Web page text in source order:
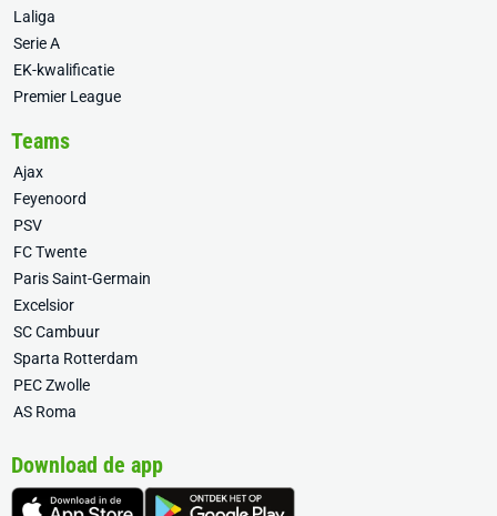
Laliga
Serie A
EK-kwalificatie
Premier League
Teams
Ajax
Feyenoord
PSV
FC Twente
Paris Saint-Germain
Excelsior
SC Cambuur
Sparta Rotterdam
PEC Zwolle
AS Roma
Download de app